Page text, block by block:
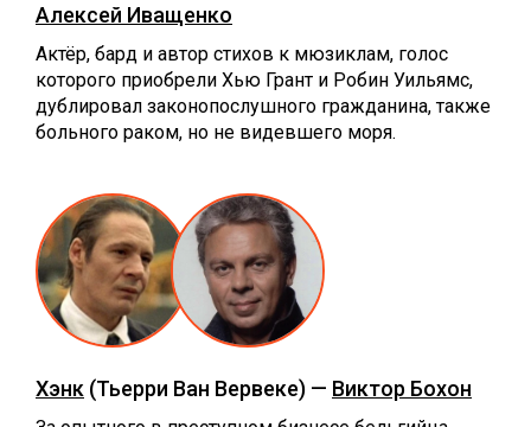
Алексей Иващенко
Актёр, бард и автор стихов к мюзиклам, голос
которого приобрели Хью Грант и Робин Уильямс,
дублировал законопослушного гражданина, также
больного раком, но не видевшего моря.
Хэнк (Тьерри Ван Вервеке) — Виктор Бохон